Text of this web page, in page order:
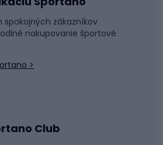
spokojných zákazníkov
nakupovanie športové
>
Club